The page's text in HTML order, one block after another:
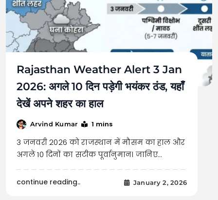
Rajasthan Weather Alert 3 Jan
2026: अगले 10 दिन पड़ेगी भयंकर ठंड, यहाँ
देखें अपने शहर का हाल
Arvind Kumar 1 mins
3 जनवरी 2026 को राजस्थान में मौसम का हाल और
अगले 10 दिनों का सटीक पूर्वानुमान। जानिए…
continue reading.. January 2, 2026